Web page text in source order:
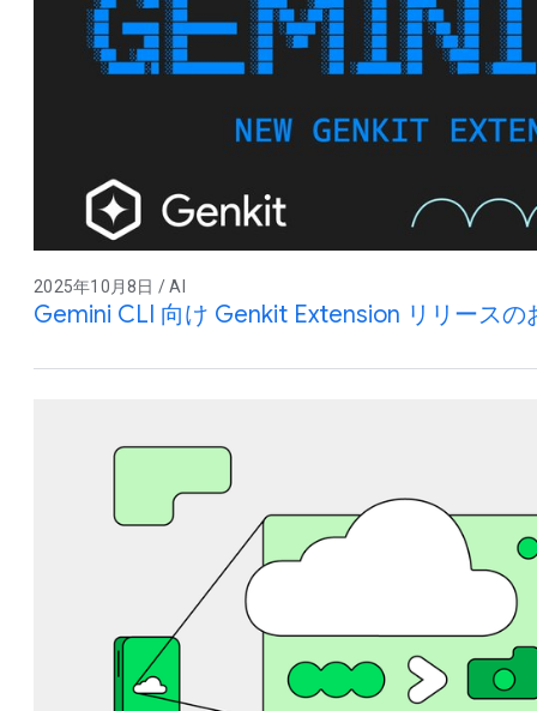
2025年10月8日 / AI
Gemini CLI 向け Genkit Extension リリースの